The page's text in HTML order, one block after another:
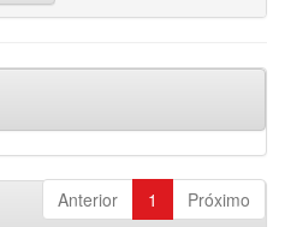
Anterior 1 Próximo